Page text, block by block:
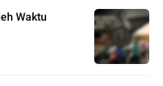
Waktu